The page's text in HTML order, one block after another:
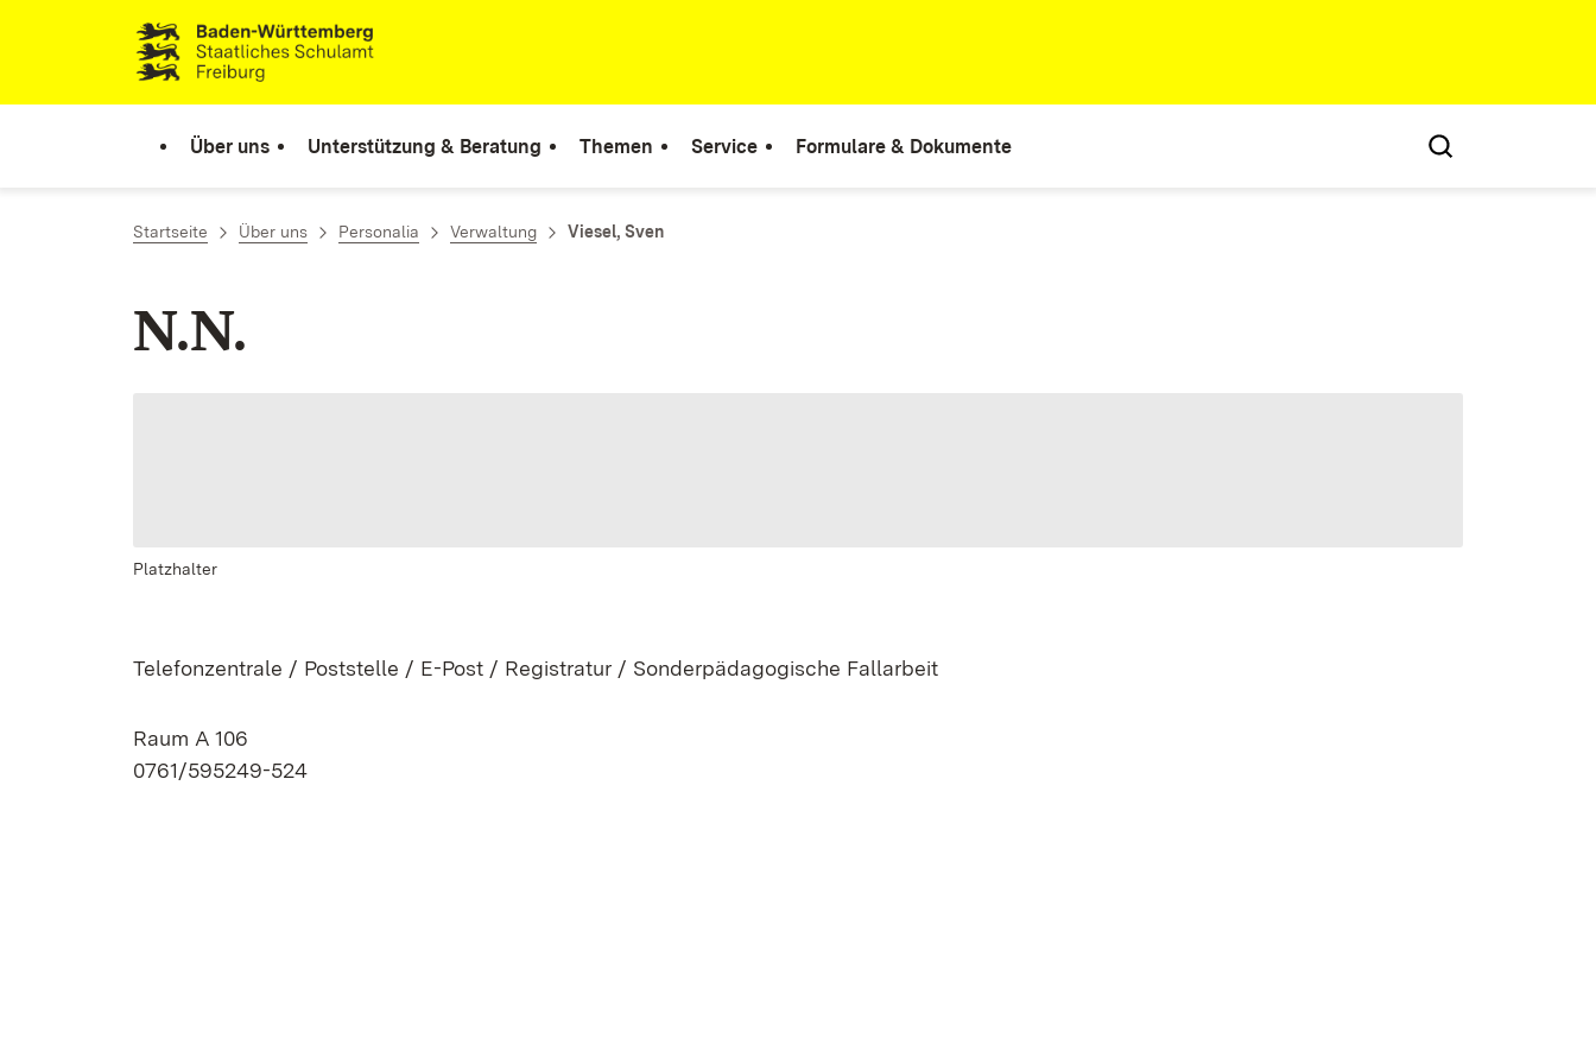
Zum Inhalt springen
Link zur Startseite
Über uns Unterstützung & Beratung Themen Service Formulare & Dokumente
Startseite Über uns Personalia Verwaltung Viesel, Sven
N.N.
Platzhalter
Telefonzentrale / Poststelle / E-Post / Registratur / Sonderpädagogische Fallarbeit
Raum A 106
0761/595249-524